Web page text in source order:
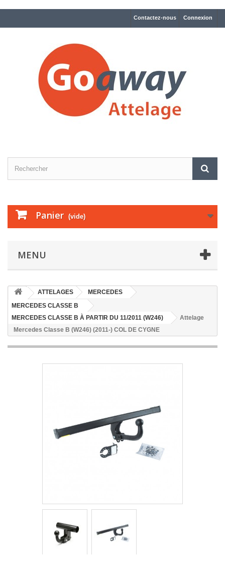
Connexion
Contactez-nous
Panier (vide)
MENU
ATTELAGES
MERCEDES
MERCEDES CLASSE B
MERCEDES CLASSE B À PARTIR DU 11/2011 (W246)
Attelage
Mercedes Classe B (W246) (2011-) COL DE CYGNE